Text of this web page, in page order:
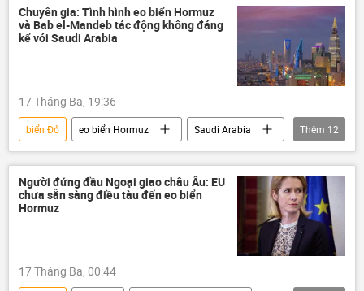
Thế giới
phương Tây
Washington
Iran
xung đột quân sự
Liên minh châu Âu
IRGC
Bahrain
Jordan
Kuwait UAE
Chuyên gia: Tình hình eo biển Hormuz
và Bab el-Mandeb tác động không đáng
kể với Saudi Arabia
17 Tháng Ba, 19:36
biển Đỏ eo biển Hormuz
Saudi Arabia
Thế giới
Quan điểm-Ý kiến
Địa Trung Hải
Iran
Hoa Kỳ
Donald Trump
Ấn Độ
Thêm 12
Người đứng đầu Ngoại giao châu Âu: EU
chưa sẵn sàng điều tàu đến eo biển
Hormuz
17 Tháng Ba, 00:44